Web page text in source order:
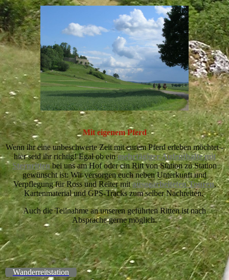
Mit eigenem Pferd
Wenn ihr eine unbeschwerte Zeit mit eurem Pferd erleben möchtet -
hier seid ihr richtig! Egal ob einmehrtägiger Aufenthalte mit
Sternrittenbei uns am Hof oder ein Ritt von Station zu Station
gewünscht ist: Wir versorgen euch neben Unterkunft und
Verpflegung für Ross und Reiter mitausgearbeiteten Touren,
Kartenmaterial und GPS-Tracks zum selber Nachreiten.
Auch die Teilnahme an unseren geführten Ritten ist nach
Absprache gerne möglich.
Wanderreitstation